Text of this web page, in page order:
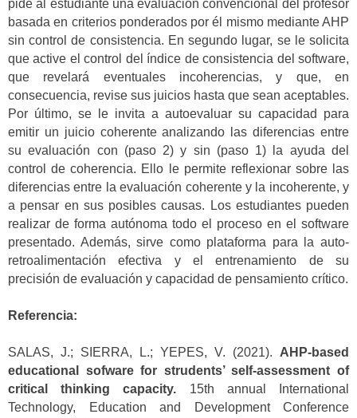
pide al estudiante una evaluación convencional del profesor
basada en criterios ponderados por él mismo mediante AHP
sin control de consistencia. En segundo lugar, se le solicita
que active el control del índice de consistencia del software,
que revelará eventuales incoherencias, y que, en
consecuencia, revise sus juicios hasta que sean aceptables.
Por último, se le invita a autoevaluar su capacidad para
emitir un juicio coherente analizando las diferencias entre
su evaluación con (paso 2) y sin (paso 1) la ayuda del
control de coherencia. Ello le permite reflexionar sobre las
diferencias entre la evaluación coherente y la incoherente, y
a pensar en sus posibles causas. Los estudiantes pueden
realizar de forma autónoma todo el proceso en el software
presentado. Además, sirve como plataforma para la auto-
retroalimentación efectiva y el entrenamiento de su
precisión de evaluación y capacidad de pensamiento crítico.
Referencia:
SALAS, J.; SIERRA, L.; YEPES, V. (2021). AHP-based
educational sofware for strudents’ self-assessment of
critical thinking capacity. 15th annual International
Technology, Education and Development Conference